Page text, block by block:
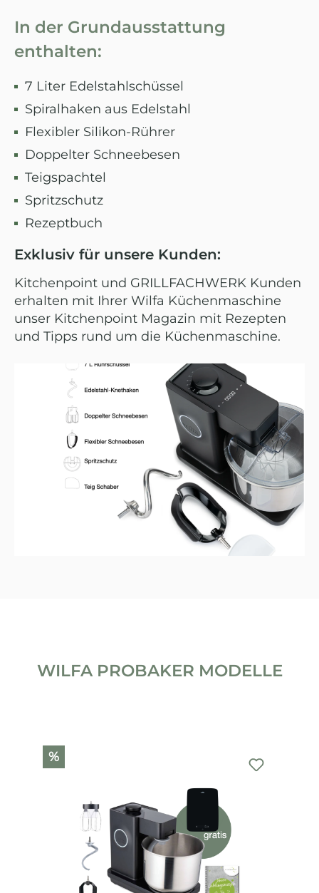
In der Grundausstattung
enthalten:
7 Liter Edelstahlschüssel
Spiralhaken aus Edelstahl
Flexibler Silikon-Rührer
Doppelter Schneebesen
Teigspachtel
Spritzschutz
Rezeptbuch
Exklusiv für unsere Kunden:
Kitchenpoint und GRILLFACHWERK Kunden
erhalten mit Ihrer Wilfa Küchenmaschine
unser Kitchenpoint Magazin mit Rezepten
und Tipps rund um die Küchenmaschine.
WILFA PROBAKER MODELLE
Produktgalerie überspringen
%